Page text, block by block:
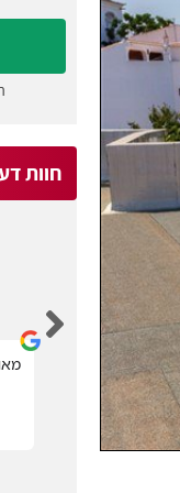
חוות